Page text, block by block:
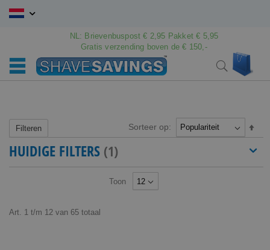
Ga
NL: Brievenbuspost € 2,95 Pakket € 5,95
Gratis verzending boven de € 150,-
Search
Toon
Sorteer op:
naar
Art. 1 t/m 12 van 65 totaal
Filteren
HUIDIGE FILTERS